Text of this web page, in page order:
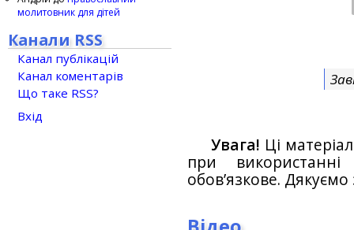
Увага! Ці
при
обов’язкове.
молитовник для дітей
Канали RSS
Канал публікацій
Канал коментарів
Що таке RSS?
Вхід